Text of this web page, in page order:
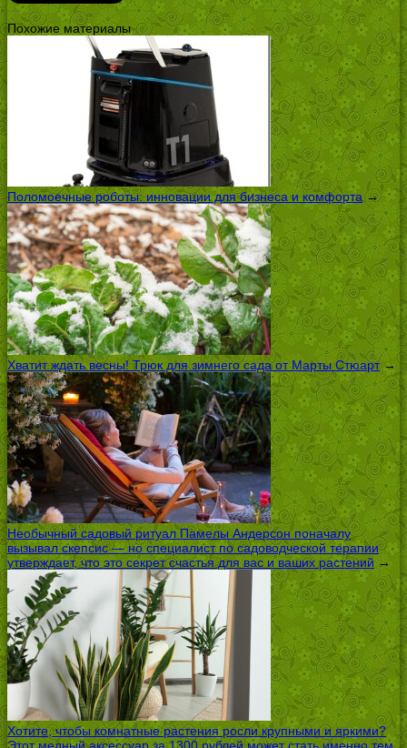
Похожие материалы
Поломоечные роботы: инновации для бизнеса и комфорта→
Хватит ждать весны! Трюк для зимнего сада от Марты Стюарт→
Необычный садовый ритуал Памелы Андерсон поначалу
вызывал скепсис — но специалист по садоводческой терапии
утверждает, что это секрет счастья для вас и ваших растений →
Хотите, чтобы комнатные растения росли крупными и яркими?
Этот медный аксессуар за 1300 рублей может стать именно тем,